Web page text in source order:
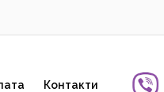
Контакти